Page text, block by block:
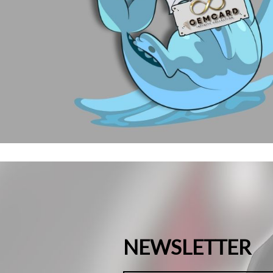
NEWSLETTER